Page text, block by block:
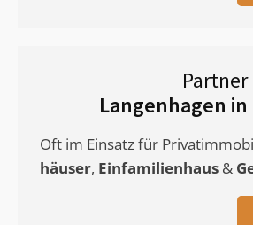
Langenhagen
Oft im Einsatz für
häuser, Einfamilienhaus &